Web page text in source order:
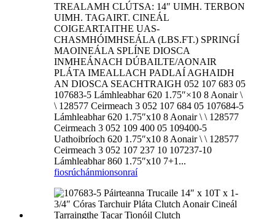
TREALAMH CLÚTSA: 14″ UIMH. TERBON
UIMH. TAGAIRT. CINEÁL
COIGEARTAITHE UAS-
CHASMHÓIMHSEÁLA (LBS.FT.) SPRINGÍ
MAOINEÁLA SPLÍNE DIOSCA
INMHEÁNACH DÚBAILTE/AONAIR
PLÁTA IMEALLACH PADLAÍ AGHAIDH
AN DIOSCA SEACHTRAIGH 052 107 683 05
107683-5 Lámhleabhar 620 1.75″×10 8 Aonair \
\ 128577 Ceirmeach 3 052 107 684 05 107684-5
Lámhleabhar 620 1.75″x10 8 Aonair \ \ 128577
Ceirmeach 3 052 109 400 05 109400-5
Uathoibríoch 620 1.75″x10 8 Aonair \ \ 128577
Ceirmeach 3 052 107 237 10 107237-10
Lámhleabhar 860 1.75″x10 7+1...
fiosrúchánmionsonraí